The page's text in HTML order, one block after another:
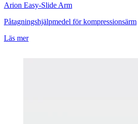
Arion Easy-Slide Arm
Påtagningshjälpmedel för kompressionsärm
Läs mer